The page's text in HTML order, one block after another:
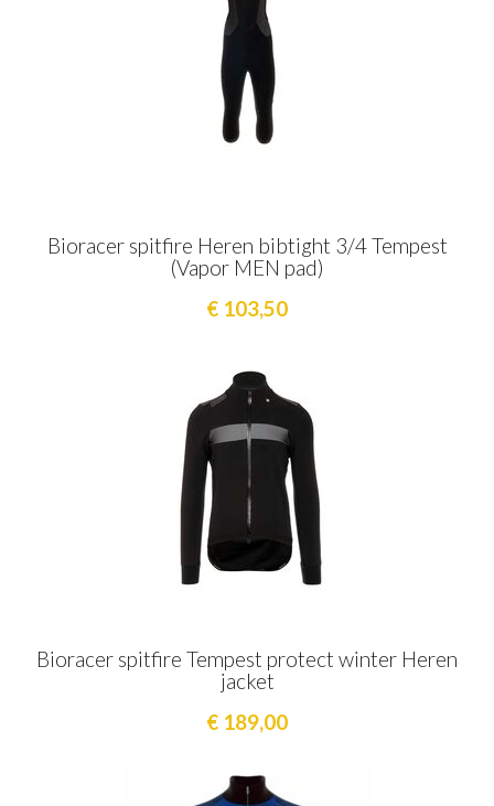
Bioracer spitfire Heren bibtight 3/4 Tempest
(Vapor MEN pad)
€ 103,50
Bioracer spitfire Tempest protect winter Heren
jacket
€ 189,00